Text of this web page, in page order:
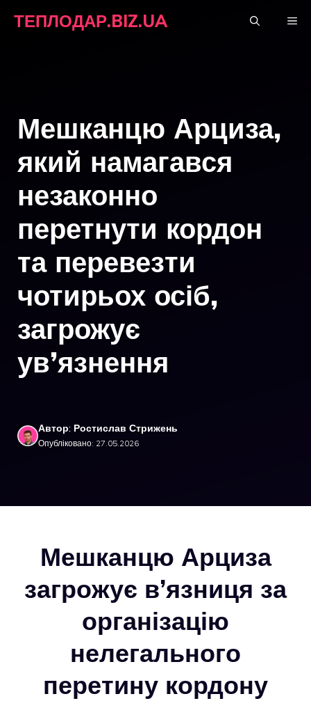
ТЕПЛОДАР.BIZ.UA
Мешканцю Арциза,
який намагався
незаконно
перетнути кордон
та перевезти
чотирьох осіб,
загрожує
ув’язнення
Автор: Ростислав Стрижень
Опубліковано: 27.05.2026
Мешканцю Арциза
загрожує в’язниця за
організацію
нелегального
перетину кордону